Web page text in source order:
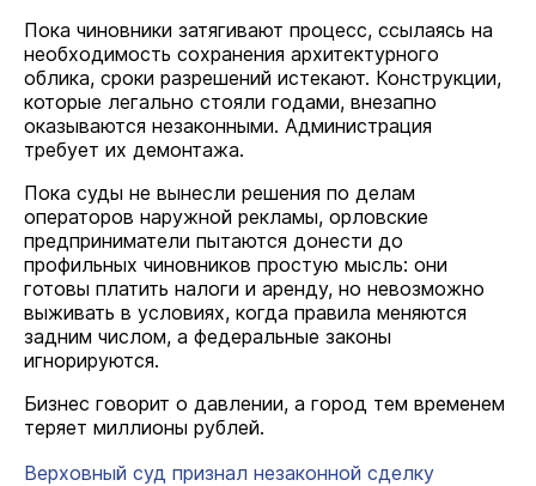
Пока чиновники затягивают процесс, ссылаясь на
необходимость сохранения архитектурного
облика, сроки разрешений истекают. Конструкции,
которые легально стояли годами, внезапно
оказываются незаконными. Администрация
требует их демонтажа.
Пока суды не вынесли решения по делам
операторов наружной рекламы, орловские
предприниматели пытаются донести до
профильных чиновников простую мысль: они
готовы платить налоги и аренду, но невозможно
выживать в условиях, когда правила меняются
задним числом, а федеральные законы
игнорируются.
Бизнес говорит о давлении, а город тем временем
теряет миллионы рублей.
Верховный суд признал незаконной сделку